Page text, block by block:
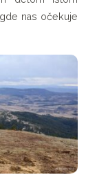
nas očekuje